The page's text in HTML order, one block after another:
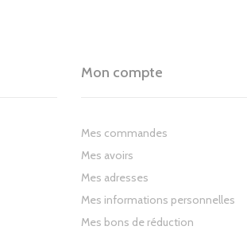
Mon compte
Mes commandes
Mes avoirs
Mes adresses
Mes informations personnelles
Mes bons de réduction